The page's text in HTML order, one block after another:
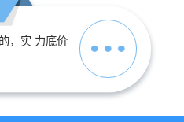
，实 力底价